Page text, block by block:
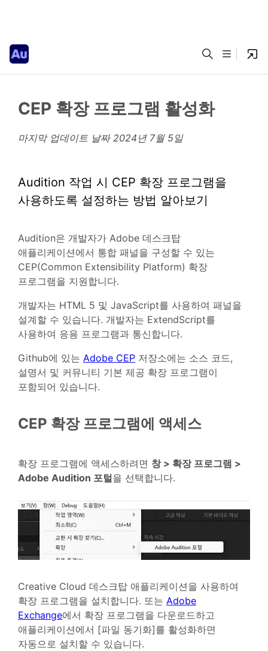
CEP 확장 프로그램 활성화
마지막 업데이트 날짜 2024년 7월 5일
Audition 작업 시 CEP 확장 프로그램을
사용하도록 설정하는 방법 알아보기
Audition은 개발자가 Adobe 데스크탑
애플리케이션에서 통합 패널을 구성할 수 있는
CEP(Common Extensibility Platform) 확장
프로그램을 지원합니다.
개발자는 HTML 5 및 JavaScript를 사용하여 패널을
설계할 수 있습니다. 개발자는 ExtendScript를
사용하여 응용 프로그램과 통신합니다.
Github에 있는 Adobe CEP 저장소에는 소스 코드,
설명서 및 커뮤니티 기본 제공 확장 프로그램이
포함되어 있습니다.
CEP 확장 프로그램에 액세스
확장 프로그램에 액세스하려면 창 > 확장 프로그램 >
Adobe Audition 포털을 선택합니다.
Creative Cloud 데스크탑 애플리케이션을 사용하여
확장 프로그램을 설치합니다. 또는 Adobe
Exchange에서 확장 프로그램을 다운로드하고
애플리케이션에서 [파일 동기화]를 활성화하면
자동으로 설치할 수 있습니다.